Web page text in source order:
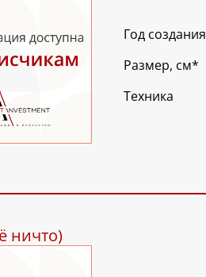
Год создания
Размер, см*
Техника
ничто)